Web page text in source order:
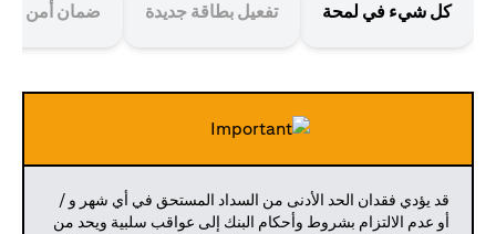
كل شيء في لمحة تفعيل بطاقة جديدة ضمان أمن
قد يؤدي فقدان الحد الأدنى من السداد المستحق في أي شهر و /
أو عدم الالتزام بشروط وأحكام البنك إلى عواقب سلبية ويحد من